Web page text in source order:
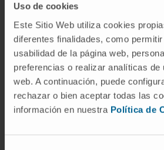
Uso de cookies
Este Sitio Web utiliza cookies
diferentes finalidades, como
usabilidad de la página web,
preferencias o realizar analíticas de
web. A continuación, puede
rechazar o bien aceptar todas las
información en nuestra Política de
incluyen náuseas, diarrea y
sistema nervioso central,
cabeza y mareos. Los
más graves, aunque raros,
tendón, reacciones alérgicas
alteraciones del ritmo